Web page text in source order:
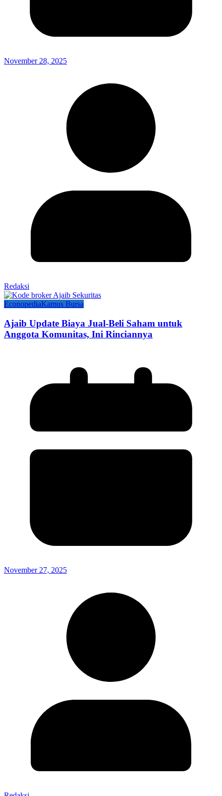
November 28, 2025
Redaksi
EconopediaKamus Bursa
Ajaib Update Biaya Jual-Beli Saham untuk
Anggota Komunitas, Ini Rinciannya
November 27, 2025